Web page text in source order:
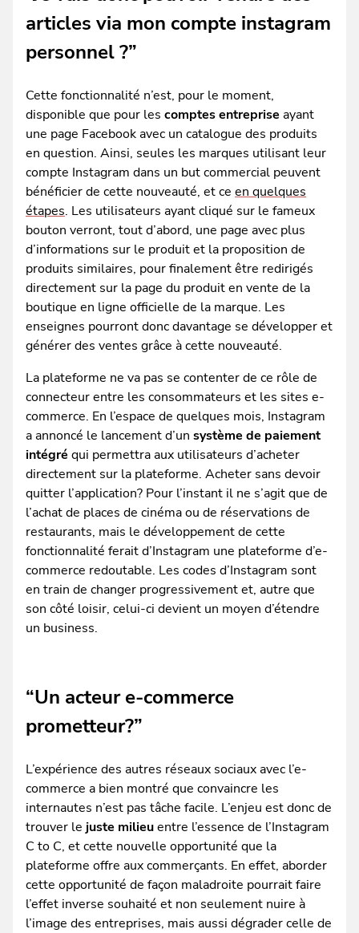
articles via mon compte instagram
personnel ?”
Cette fonctionnalité n’est, pour le moment,
disponible que pour les comptes entreprise ayant
une page Facebook avec un catalogue des produits
en question. Ainsi, seules les marques utilisant leur
compte Instagram dans un but commercial peuvent
bénéficier de cette nouveauté, et ce en quelques
étapes. Les utilisateurs ayant cliqué sur le fameux
bouton verront, tout d’abord, une page avec plus
d’informations sur le produit et la proposition de
produits similaires, pour finalement être redirigés
directement sur la page du produit en vente de la
boutique en ligne officielle de la marque. Les
enseignes pourront donc davantage se développer et
générer des ventes grâce à cette nouveauté.
La plateforme ne va pas se contenter de ce rôle de
connecteur entre les consommateurs et les sites e-
commerce. En l’espace de quelques mois, Instagram
a annoncé le lancement d’un système de paiement
intégré qui permettra aux utilisateurs d’acheter
directement sur la plateforme. Acheter sans devoir
quitter l’application? Pour l’instant il ne s’agit que de
l’achat de places de cinéma ou de réservations de
restaurants, mais le développement de cette
fonctionnalité ferait d’Instagram une plateforme d’e-
commerce redoutable. Les codes d’Instagram sont
en train de changer progressivement et, autre que
son côté loisir, celui-ci devient un moyen d’étendre
un business.
“Un acteur e-commerce
prometteur?”
L’expérience des autres réseaux sociaux avec l’e-
commerce a bien montré que convaincre les
internautes n’est pas tâche facile. L’enjeu est donc de
trouver le juste milieuentre l’essence de l’Instagram
C to C, et cette nouvelle opportunité que la
plateforme offre aux commerçants. En effet, aborder
cette opportunité de façon maladroite pourrait faire
l’effet inverse souhaité et non seulement nuire à
l’image des entreprises, mais aussi dégrader celle de